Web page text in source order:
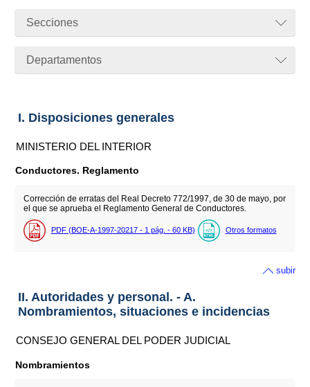
Secciones
Departamentos
I. Disposiciones generales
MINISTERIO DEL INTERIOR
Conductores. Reglamento
Corrección de erratas del Real Decreto 772/1997, de 30 de mayo, por
el que se aprueba el Reglamento General de Conductores.
PDF (BOE-A-1997-20217 - 1 pág. - 60 KB) Otros formatos
subir
II. Autoridades y personal. - A.
Nombramientos, situaciones e incidencias
CONSEJO GENERAL DEL PODER JUDICIAL
Nombramientos